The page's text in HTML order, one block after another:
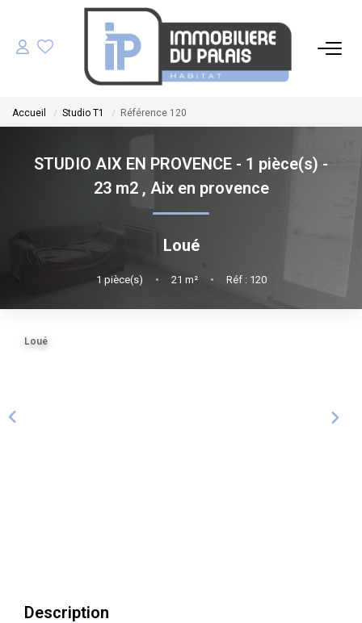
ACHETER
LOUER
NOS AGENCES
Accueil Studio T1 Référence 120
STUDIO AIX EN PROVENCE - 1 pièce(s) -
23 m2 , Aix en provence
Loué
1 pièce(s) • 21 m² • Réf : 120
Loué
Description